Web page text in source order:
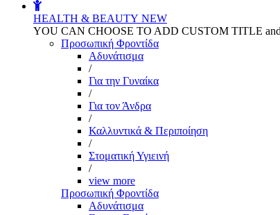
HEALTH & BEAUTY NEW
YOU CAN CHOOSE TO ADD CUSTOM TITLE
Προσωπική Φροντίδα
Αδυνάτισμα
/
Για την Γυναίκα
/
Για τον Άνδρα
/
Καλλυντικά & Περιποίηση
/
Στοματική Υγιεινή
/
view more
Προσωπική Φροντίδα
Αδυνάτισμα